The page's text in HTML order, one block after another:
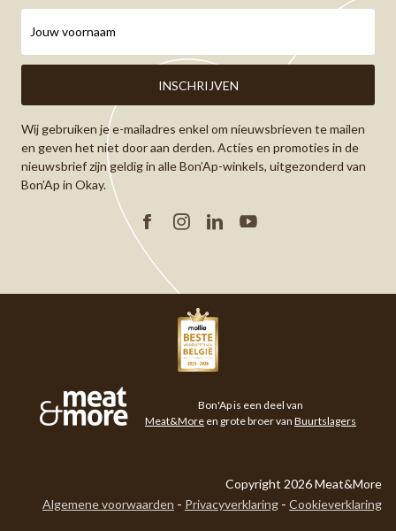
Wij gebruiken je e-mailadres enkel om nieuwsbrieven te mailen
en geven het niet door aan derden. Acties en promoties in de
nieuwsbrief zijn geldig in alle Bon’Ap-winkels, uitgezonderd van
Bon’Ap in Okay.
FacebookInstagram
Linkedin
Bon'Ap is een deel van
Meat&More en grote broer van Buurtslagers
Copyright 2026 Meat&More
Algemene voorwaarden
Privacyverklaring Cookieverklaring